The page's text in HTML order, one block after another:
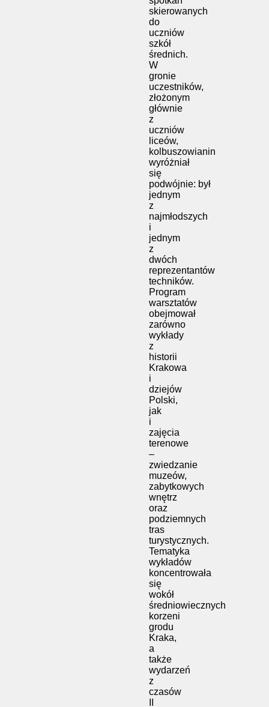
skierowanych
do
uczniów
szkół
średnich.
W
gronie
uczestników,
złożonym
głównie
z
uczniów
liceów,
kolbuszowianin
wyróżniał
się
podwójnie: był
jednym
z
najmłodszych
i
jednym
z
dwóch
reprezentantów
techników.
Program
warsztatów
obejmował
zarówno
wykłady
z
historii
Krakowa
i
dziejów
Polski,
jak
i
zajęcia
terenowe
–
zwiedzanie
muzeów,
zabytkowych
wnętrz
oraz
podziemnych
tras
turystycznych.
Tematyka
wykładów
koncentrowała
się
wokół
średniowiecznych
korzeni
grodu
Kraka,
a
także
wydarzeń
z
czasów